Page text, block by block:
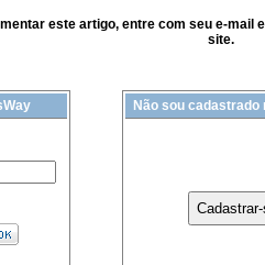
este artigo, entre com seu e-mail
site.
Não sou cadastrado